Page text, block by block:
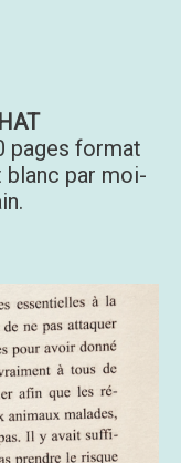
pages format
blanc par moi-